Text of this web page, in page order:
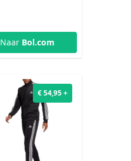
Naar Bol.com
€ 54,95 +